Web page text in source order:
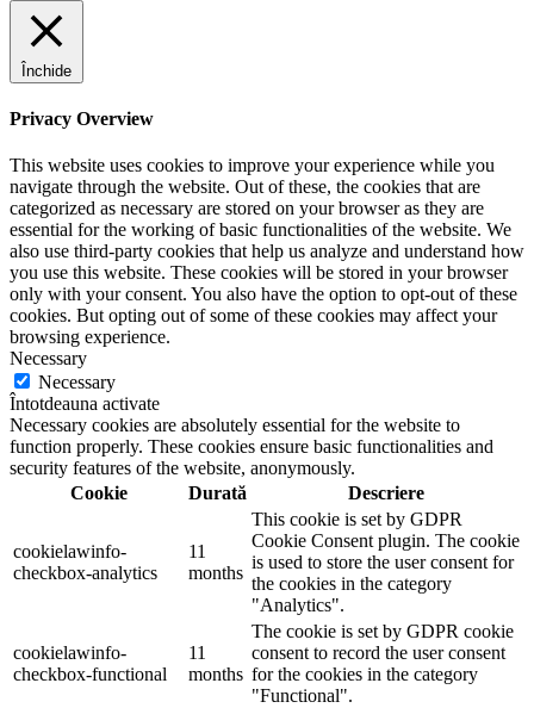
Închide
Privacy Overview
This website uses cookies to improve your experience while you
navigate through the website. Out of these, the cookies that are
categorized as necessary are stored on your browser as they are
essential for the working of basic functionalities of the website. We
also use third-party cookies that help us analyze and understand how
you use this website. These cookies will be stored in your browser
only with your consent. You also have the option to opt-out of these
cookies. But opting out of some of these cookies may affect your
browsing experience.
Necessary
Necessary
Întotdeauna activate
Necessary cookies are absolutely essential for the website to
function properly. These cookies ensure basic functionalities and
security features of the website, anonymously.
Cookie
Durată Descriere
cookielawinfo-
checkbox-analytics
11
months
This cookie is set by GDPR
Cookie Consent plugin. The cookie
is used to store the user consent for
the cookies in the category
"Analytics".
cookielawinfo-
checkbox-functional
11
months
The cookie is set by GDPR cookie
consent to record the user consent
for the cookies in the category
"Functional".